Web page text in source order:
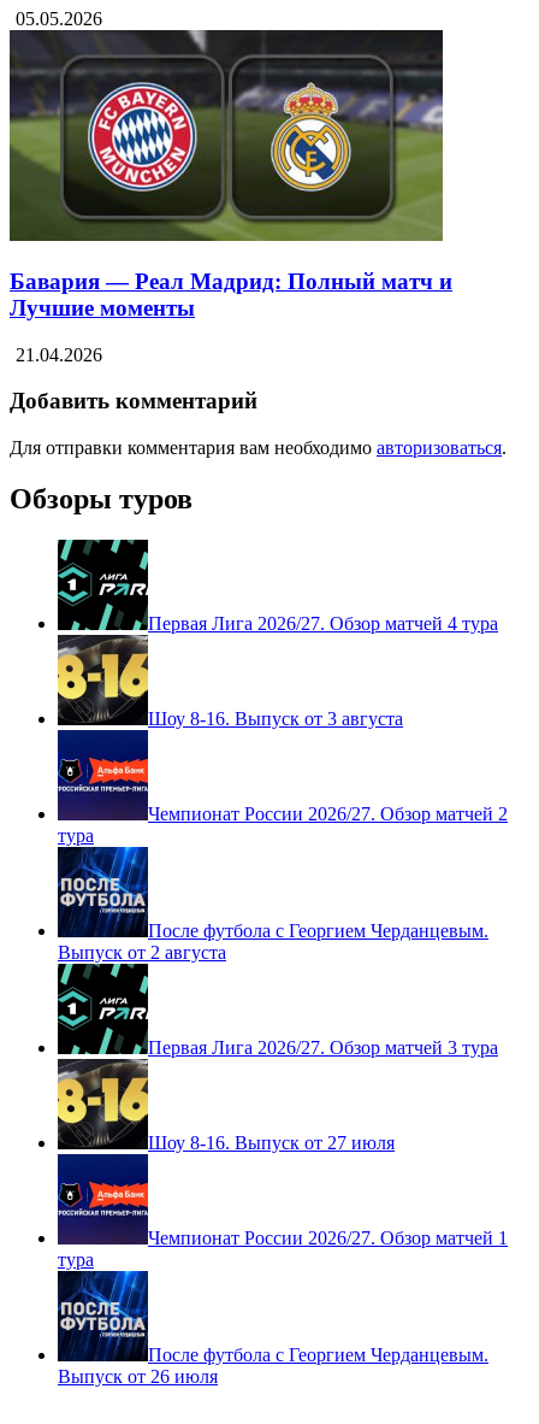
05.05.2026
Бавария — Реал Мадрид: Полный матч и
Лучшие моменты
21.04.2026
Добавить комментарий
Для отправки комментария вам необходимо авторизоваться.
Обзоры туров
Первая Лига 2026/27. Обзор матчей 4 тура
Шоу 8-16. Выпуск от 3 августа
Чемпионат России 2026/27. Обзор матчей 2
тура
После футбола с Георгием Черданцевым.
Выпуск от 2 августа
Первая Лига 2026/27. Обзор матчей 3 тура
Шоу 8-16. Выпуск от 27 июля
Чемпионат России 2026/27. Обзор матчей 1
тура
После футбола с Георгием Черданцевым.
Выпуск от 26 июля